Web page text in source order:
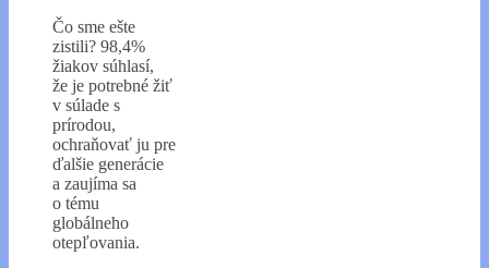
Čo sme ešte
zistili? 98,4%
žiakov súhlasí,
že je potrebné žiť
v súlade s
prírodou,
ochraňovať ju pre
ďalšie generácie
a zaujíma sa
o tému
globálneho
otepľovania.